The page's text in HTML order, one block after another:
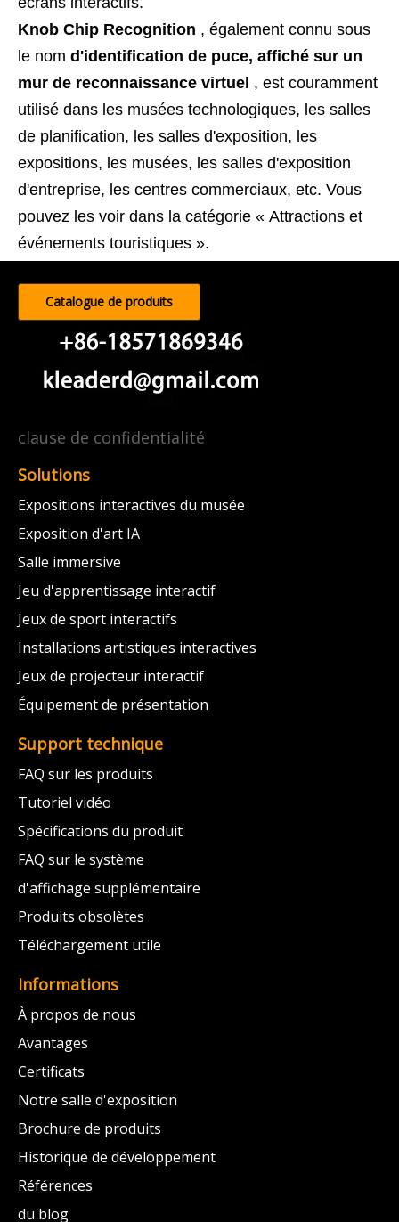
Knob Chip Recognition , également connu sous
le nom d'identification de puce, affiché sur un
mur de reconnaissance virtuel , est couramment
utilisé dans les musées technologiques, les salles
de planification, les salles d'exposition, les
expositions, les musées, les salles d'exposition
d'entreprise, les centres commerciaux, etc. Vous
pouvez les voir dans la catégorie « Attractions et
événements touristiques ».
Catalogue de produits
clause de confidentialité
Solutions
Expositions interactives du musée
Exposition d'art IA
Salle immersive
Jeu d'apprentissage interactif
Jeux de sport interactifs
Installations artistiques interactives
Jeux de projecteur interactif
Équipement de présentation
Support technique
FAQ sur les produits
Tutoriel vidéo
Spécifications du produit
FAQ sur le système
d'affichage supplémentaire
Produits obsolètes
Téléchargement utile
Informations
À propos de nous
Avantages
Certificats
Notre salle d'exposition
Brochure de produits
Historique de développement
Références
du blog